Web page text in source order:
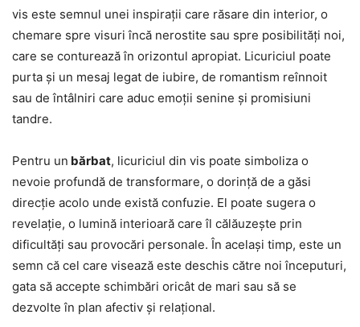
vis este semnul unei inspirații care răsare din interior, o
chemare spre visuri încă nerostite sau spre posibilități noi,
care se conturează în orizontul apropiat. Licuriciul poate
purta și un mesaj legat de iubire, de romantism reînnoit
sau de întâlniri care aduc emoții senine și promisiuni
tandre.
Pentru un bărbat, licuriciul din vis poate simboliza o
nevoie profundă de transformare, o dorință de a găsi
direcție acolo unde există confuzie. El poate sugera o
revelație, o lumină interioară care îl călăuzește prin
dificultăți sau provocări personale. În același timp, este un
semn că cel care visează este deschis către noi începuturi,
gata să accepte schimbări oricât de mari sau să se
dezvolte în plan afectiv și relațional.